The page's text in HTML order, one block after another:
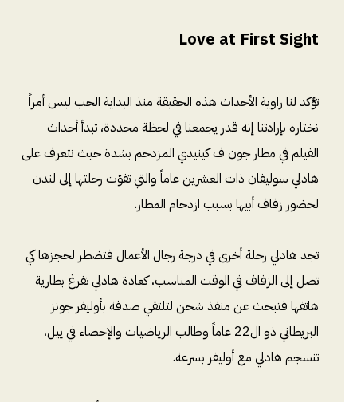
Love at First Sight
تؤكد لنا راوية الأحداث هذه الحقيقة منذ البداية الحب ليس أمراً
نختاره بإرادتنا إنه قدر يجمعنا في لحظة محددة، تبدأ أحداث
الفيلم في مطار جون ف كينيدي المزدحم بشدة حيث نتعرف على
هادلي سوليفان ذات العشرين عاماً والتي تفوّت رحلتها إلى لندن
لحضور زفاف أبيها بسبب ازدحام المطار.
تجد هادلي رحلة أخرى في درجة رجال الأعمال فتضطر لحجزها كي
تصل إلى الزفاف في الوقت المناسب، كعادة هادلي تفرغ بطارية
هاتفها فتبحث عن منفذ شحن لتلتقي صدفة بأوليفر جونز
البريطاني ذو ال22 عاماً وطالب الرياضيات والإحصاء في ييل،
تنسجم هادلي مع أوليفر بسرعة.